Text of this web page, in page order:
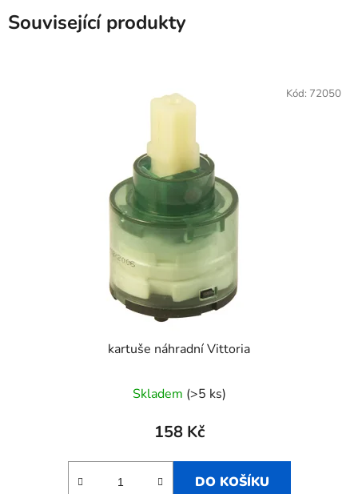
Související produkty
kartuše náhradní Vittoria
Skladem (>5 ks)
158 Kč
DO KOŠÍKU
Kód: 72050